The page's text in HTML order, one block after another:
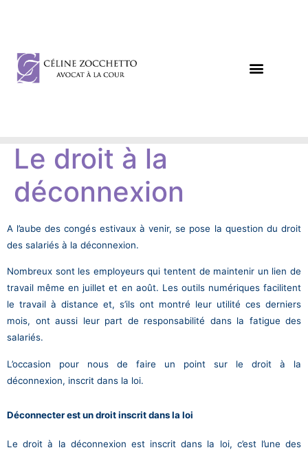
Le droit à la
déconnexion
A l’aube des congés estivaux à venir, se pose la question du droit
des salariés à la déconnexion.
Nombreux sont les employeurs qui tentent de maintenir un lien de
travail même en juillet et en août. Les outils numériques facilitent
le travail à distance et, s’ils ont montré leur utilité ces derniers
mois, ont aussi leur part de responsabilité dans la fatigue des
salariés.
L’occasion pour nous de faire un point sur le droit à la
déconnexion, inscrit dans la loi.
Déconnecter est un droit inscrit dans la loi
Le droit à la déconnexion est inscrit dans la loi, c’est l’une des